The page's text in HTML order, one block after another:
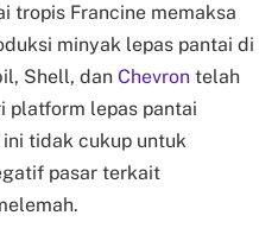
tropis Francine memaksa
minyak lepas pantai di
Shell, dan Chevron telah
platform lepas pantai
tidak cukup untuk
pasar terkait